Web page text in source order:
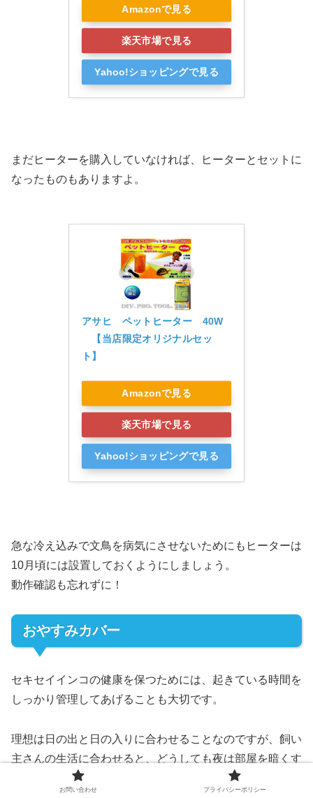
Amazonで見る
楽天市場で見る
Yahoo!ショッピングで見る
まだヒーターを購入していなければ、ヒーターとセットに
なったものもありますよ。
アサヒ　ペットヒーター　40W
【当店限定オリジナルセッ
ト】
Amazonで見る
楽天市場で見る
Yahoo!ショッピングで見る
急な冷え込みで文鳥を病気にさせないためにもヒーターは
10月頃には設置しておくようにしましょう。
動作確認も忘れずに！
おやすみカバー
セキセイインコの健康を保つためには、起きている時間を
しっかり管理してあげることも大切です。
理想は日の出と日の入りに合わせることなのですが、飼い
主さんの生活に合わせると、どうしても夜は部屋を暗くす
るのが遅くなりがちです。
お問い合わせ プライバシーポリシー